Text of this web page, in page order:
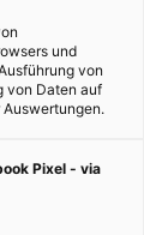
und
von
von Daten auf
Pixel - via